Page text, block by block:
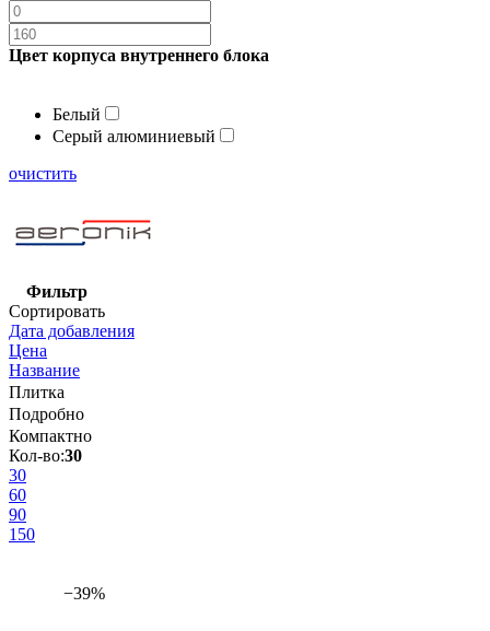
Цвет корпуса внутреннего блока
Белый
Серый алюминиевый
очистить
Фильтр
Сортировать
Дата добавления
Цена
Название
Плитка
Подробно
Компактно
Кол-во:30
30
60
90
150
−39%